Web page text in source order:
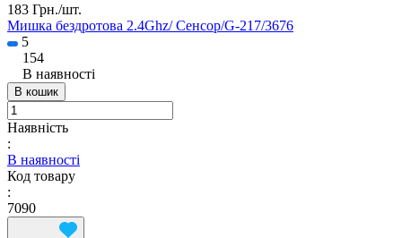
183 Грн./шт.
Мишка бездротова 2.4Ghz/ Сенсор/G-217/3676
5
154
В наявності
В кошик
Наявність
:
В наявності
Код товару
:
7090